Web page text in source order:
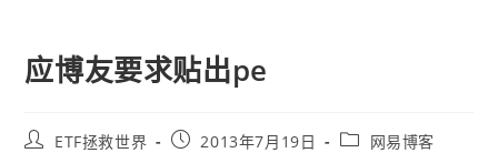
应博友要求贴出pe
PostETF拯救世界
Post2013年7月19日
Post网易博客